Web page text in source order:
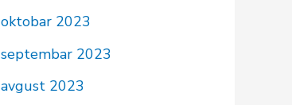
oktobar 2023
septembar 2023
avgust 2023